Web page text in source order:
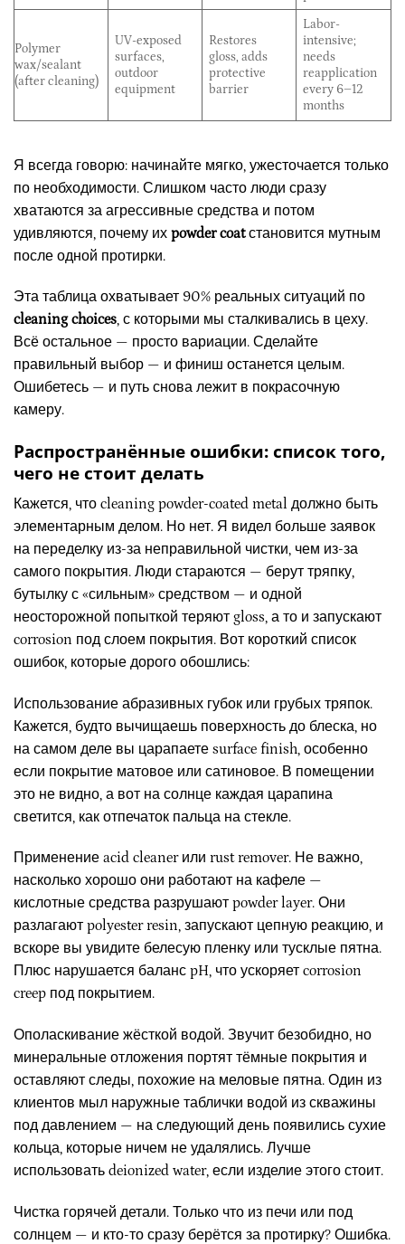
Polymer
wax/sealant
(after cleaning)
UV-exposed
surfaces,
outdoor
equipment
Restores
gloss, adds
protective
barrier
Labor-
intensive;
needs
reapplication
every 6–12
months
Я всегда говорю: начинайте мягко, ужесточается только
по необходимости. Слишком часто люди сразу
хватаются за агрессивные средства и потом
удивляются, почему их powder coatстановится мутным
после одной протирки.
Эта таблица охватывает 90% реальных ситуаций по
cleaning choices, с которыми мы сталкивались в цеху.
Всё остальное — просто вариации. Сделайте
правильный выбор — и финиш останется целым.
Ошибетесь — и путь снова лежит в покрасочную
камеру.
Распространённые ошибки: список того,
чего не стоит делать
Кажется, что cleaning powder-coated metal должно быть
элементарным делом. Но нет. Я видел больше заявок
на переделку из-за неправильной чистки, чем из-за
самого покрытия. Люди стараются — берут тряпку,
бутылку с «сильным» средством — и одной
неосторожной попыткой теряют gloss, а то и запускают
corrosion под слоем покрытия. Вот короткий список
ошибок, которые дорого обошлись:
Использование абразивных губок или грубых тряпок.
Кажется, будто вычищаешь поверхность до блеска, но
на самом деле вы царапаете surface finish, особенно
если покрытие матовое или сатиновое. В помещении
это не видно, а вот на солнце каждая царапина
светится, как отпечаток пальца на стекле.
Применение acid cleaner или rust remover. Не важно,
насколько хорошо они работают на кафеле —
кислотные средства разрушают powder layer. Они
разлагают polyester resin, запускают цепную реакцию, и
вскоре вы увидите белесую пленку или тусклые пятна.
Плюс нарушается баланс pH, что ускоряет corrosion
creep под покрытием.
Ополаскивание жёсткой водой. Звучит безобидно, но
минеральные отложения портят тёмные покрытия и
оставляют следы, похожие на меловые пятна. Один из
клиентов мыл наружные таблички водой из скважины
под давлением — на следующий день появились сухие
кольца, которые ничем не удалялись. Лучше
использовать deionized water, если изделие этого стоит.
Чистка горячей детали. Только что из печи или под
солнцем — и кто-то сразу берётся за протирку? Ошибка.